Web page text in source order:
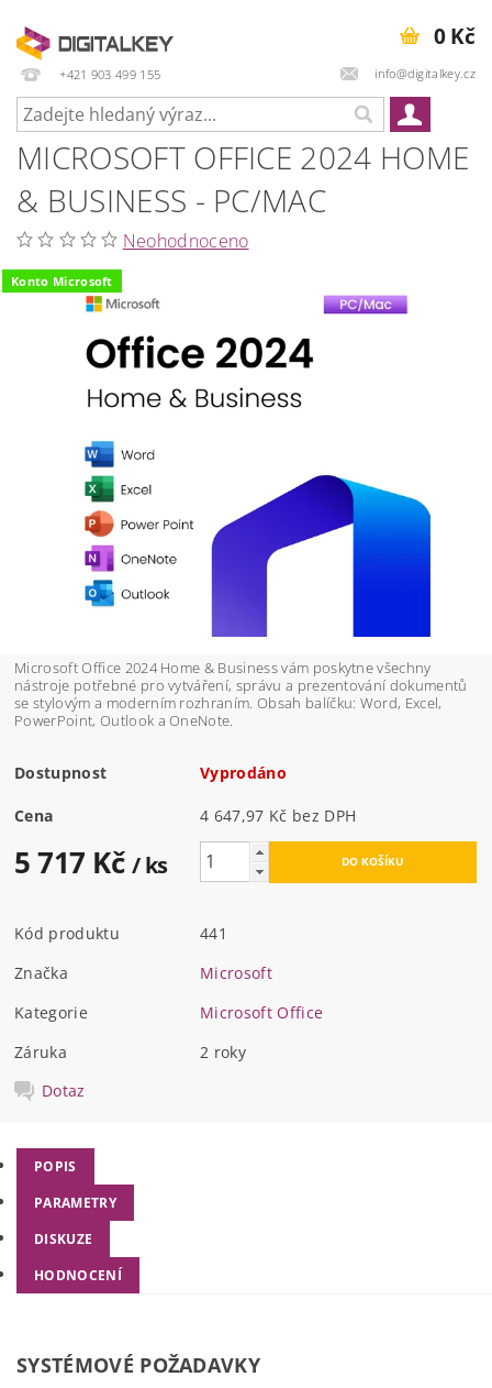
+421 903 499 155 info@digitalkey.cz
0 Kč
MICROSOFT OFFICE 2024 HOME
& BUSINESS - PC/MAC
Neohodnoceno
Konto Microsoft
Microsoft Office 2024 Home & Business vám poskytne všechny
nástroje potřebné pro vytváření, správu a prezentování dokumentů
se stylovým a moderním rozhraním. Obsah balíčku: Word, Excel,
PowerPoint, Outlook a OneNote.
Dostupnost Vyprodáno
Cena 4 647,97 Kč bez DPH
5 717 Kč / ks
Kód produktu
441
Značka
Microsoft
Kategorie
Microsoft Office
Záruka
2 roky
Dotaz
POPIS
PARAMETRY
DISKUZE
HODNOCENÍ
SYSTÉMOVÉ POŽADAVKY